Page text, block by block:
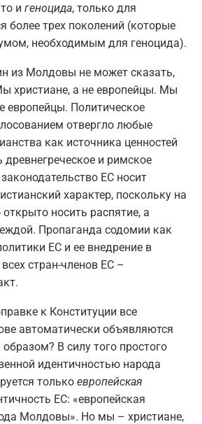
и геноцида, только для
более трех поколений (которые
необходимым для геноцида).
из Молдовы не может сказать,
христиане, а не европейцы. Мы
европейцы. Политическое
отвергло любые
как источника ценностей
и римское
ЕС носит
характер, поскольку на
носить распятие, а
Пропаганда содомии как
ЕС и ее внедрение в
стран-членов ЕС –
к Конституции все
автоматически объявляются
В силу того простого
идентичностью народа
только европейская
ЕС: «европейская
Молдовы». Но мы – христиане,